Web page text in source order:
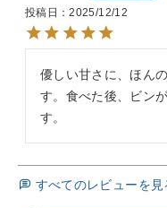
投稿日
2025/12/12
優しい甘さに、ほん
す。食べた後、ビン
す。
すべてのレビューを見